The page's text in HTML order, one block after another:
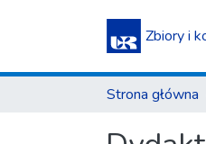
Zbiory i
Strona główna